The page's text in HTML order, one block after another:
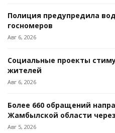
Полиция предупредила
госномеров
Авг 6, 2026
Социальные проекты
жителей
Авг 6, 2026
Более 660 обращений
Жамбылской области
Авг 5, 2026